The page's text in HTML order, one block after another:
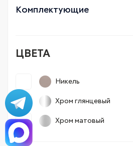
Комплектующие
ЦВЕТА
Никель
Хром глянцевый
Хром матовый